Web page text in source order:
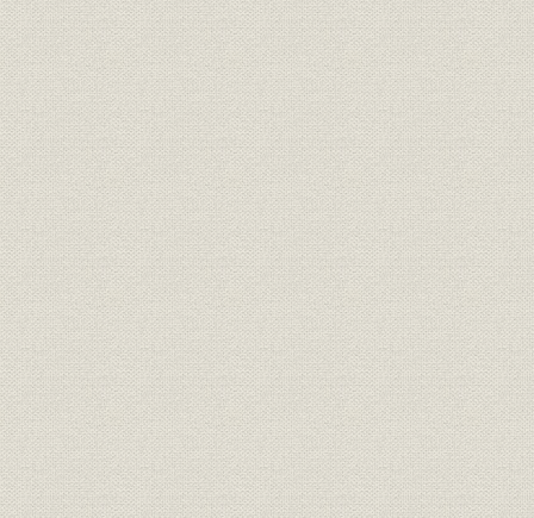
第七章 概観
第三期 明治後半の石鹸業
第一編 明治二十年代初頭より三十年代初頭まで
第一章 明治二十三年
第二章 生産規模
第三章 博覧会・共進会
第四章 生産技術
第五章 原料
第六章 宣伝・広告
第七章 総過程
第二編 明治三十五年以降